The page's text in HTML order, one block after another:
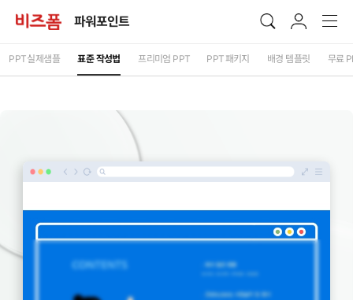
파워포인트
PPT실제샘플 표준 작성법 프리미엄 PPT PPT패키지 배경 템플릿 무료